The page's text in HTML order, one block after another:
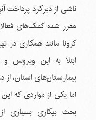
ناشی از دیرکرد پرداخت
مقرر شده کمک‌های
کرونا مانند همكاری در
ابتلا به این ویروس و
بیمارستان‌های استان،
اما یکی از مواردی که
بحث بیکاری بسیاری